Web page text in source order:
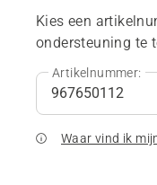
Kies een
ondersteuning te
Artikelnummer:
Waar vind ik